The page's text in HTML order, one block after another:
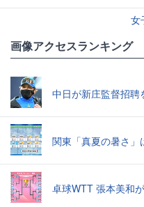
女
画像アクセスランキング
中日が新庄監督招聘
関東「真夏の暑さ」
卓球WTT 張本美和